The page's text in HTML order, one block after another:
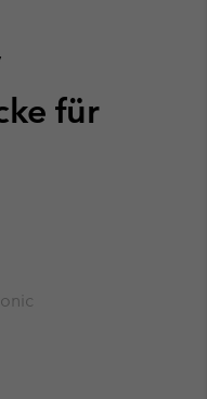
für